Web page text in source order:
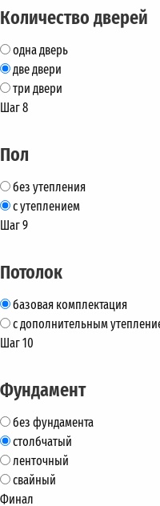
Количество дверей
одна дверь
две двери
три двери
Шаг 8
Пол
без утепления
с утеплением
Шаг 9
Потолок
базовая комплектация
с дополнительным
Шаг 10
Фундамент
без фундамента
столбчатый
ленточный
свайный
Финал